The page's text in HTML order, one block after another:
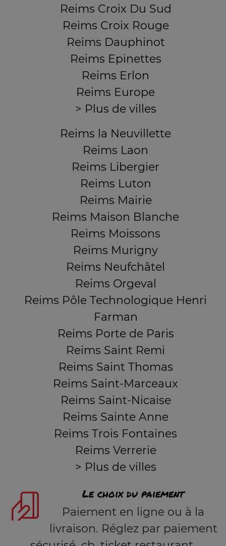
Reims Croix Du Sud
Reims Croix Rouge
Reims Dauphinot
Reims Epinettes
Reims Erlon
Reims Europe
> Plus de villes
Reims la Neuvillette
Reims Laon
Reims Libergier
Reims Luton
Reims Mairie
Reims Maison Blanche
Reims Moissons
Reims Murigny
Reims Neufchâtel
Reims Orgeval
Reims Pôle Technologique Henri
Farman
Reims Porte de Paris
Reims Saint Remi
Reims Saint Thomas
Reims Saint-Marceaux
Reims Saint-Nicaise
Reims Sainte Anne
Reims Trois Fontaines
Reims Verrerie
> Plus de villes
Le choix du paiement
Paiement en ligne ou à la
livraison. Réglez par paiement